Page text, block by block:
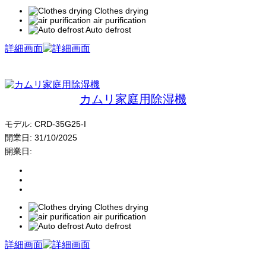
Clothes drying
air purification
Auto defrost
詳細画面
カムリ家庭用除湿機
モデル: CRD-35G25-I
開業日: 31/10/2025
開業日:
Clothes drying
air purification
Auto defrost
詳細画面